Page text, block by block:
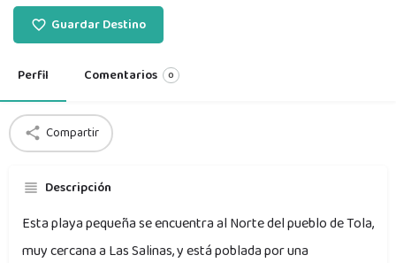
Guardar Destino
Perfil Comentarios 0
Compartir
Descripción
Esta playa pequeña se encuentra al Norte del pueblo de Tola,
muy cercana a Las Salinas, y está poblada por una